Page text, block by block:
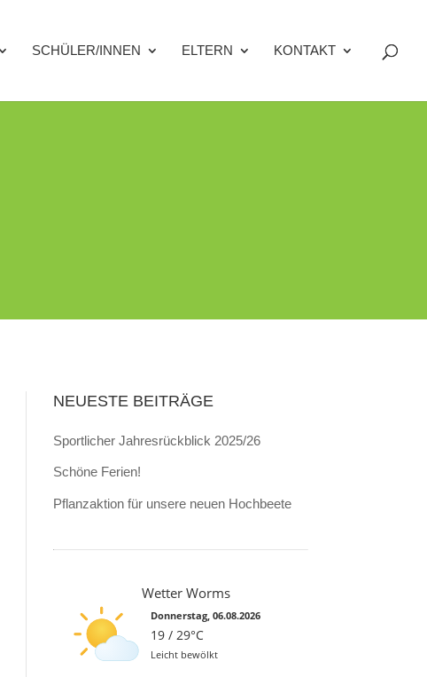
SCHÜLER/INNEN ELTERN KONTAKT
NEUESTE BEITRÄGE
Sportlicher Jahresrückblick 2025/26
Schöne Ferien!
Pflanzaktion für unsere neuen Hochbeete
Wetter Worms
Donnerstag, 06.08.2026
19 / 29°C
Leicht bewölkt